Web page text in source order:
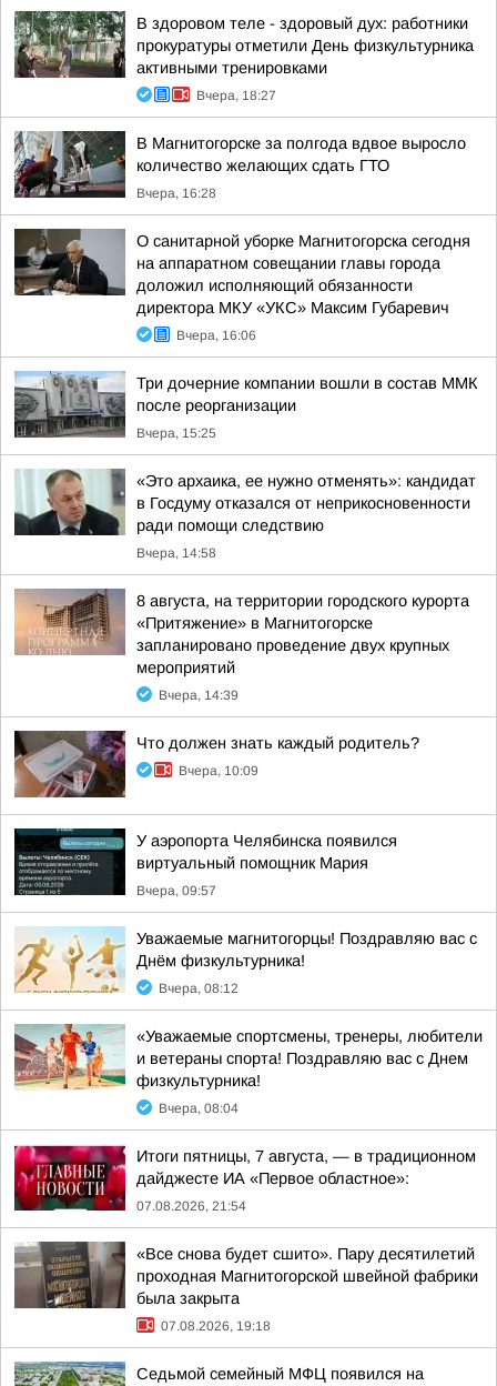
В здоровом теле - здоровый дух: работники
прокуратуры отметили День физкультурника
активными тренировками
Вчера, 18:27
В Магнитогорске за полгода вдвое выросло
количество желающих сдать ГТО
Вчера, 16:28
О санитарной уборке Магнитогорска сегодня
на аппаратном совещании главы города
доложил исполняющий обязанности
директора МКУ «УКС» Максим Губаревич
Вчера, 16:06
Три дочерние компании вошли в состав ММК
после реорганизации
Вчера, 15:25
«Это архаика, ее нужно отменять»: кандидат
в Госдуму отказался от неприкосновенности
ради помощи следствию
Вчера, 14:58
8 августа, на территории городского курорта
«Притяжение» в Магнитогорске
запланировано проведение двух крупных
мероприятий
Вчера, 14:39
Что должен знать каждый родитель?
Вчера, 10:09
У аэропорта Челябинска появился
виртуальный помощник Мария
Вчера, 09:57
Уважаемые магнитогорцы! Поздравляю вас с
Днём физкультурника!
Вчера, 08:12
«Уважаемые спортсмены, тренеры, любители
и ветераны спорта! Поздравляю вас с Днем
физкультурника!
Вчера, 08:04
Итоги пятницы, 7 августа, — в традиционном
дайджесте ИА «Первое областное»:
07.08.2026, 21:54
«Все снова будет сшито». Пару десятилетий
проходная Магнитогорской швейной фабрики
была закрыта
07.08.2026, 19:18
Седьмой семейный МФЦ появился на